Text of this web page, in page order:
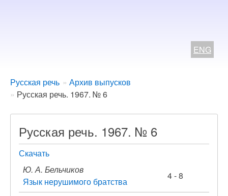
ENG
Breadcrumbs
You
are
Русская речь
Архив выпусков
Русская речь. 1967. № 6
Русская речь. 1967. № 6
Скачать
Ю. А. Бельчиков
Язык нерушимого братства
4 - 8